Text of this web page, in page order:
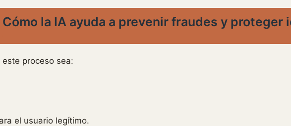
Cómo la IA ayuda a prevenir fraudes y proteger
proceso sea:
el usuario legítimo.